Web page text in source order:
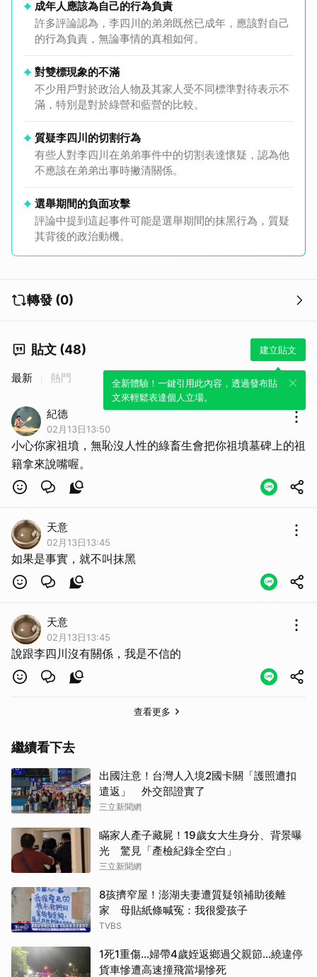
成年人應該為自己的行為負責
許多評論認為，李四川的弟弟既然已成年，應該對自己
的行為負責，無論事情的真相如何。
對雙標現象的不滿
不少用戶對於政治人物及其家人受不同標準對待表示不
滿，特別是對於綠營和藍營的比較。
質疑李四川的切割行為
有些人對李四川在弟弟事件中的切割表達懷疑，認為他
不應該在弟弟出事時撇清關係。
選舉期間的負面攻擊
評論中提到這起事件可能是選舉期間的抹黑行為，質疑
其背後的政治動機。
轉發 (0)
貼文 (48) 建立貼文
全新體驗！一鍵引用此內容，透過發布貼
文來輕鬆表達個人立場。
最新 熱門
紀德
02月13日13:50
小心你家祖墳，無恥沒人性的綠畜生會把你祖墳墓碑上的祖
籍拿來說嘴喔。
天意
02月13日13:45
如果是事實，就不叫抹黑
天意
02月13日13:45
說跟李四川沒有關係，我是不信的
查看更多
繼續看下去
出國注意！台灣人入境2國卡關「護照遭扣
遣返」 外交部證實了
三立新聞網
瞞家人產子藏屍！19歲女大生身分、背景曝
光 驚見「產檢紀錄全空白」
三立新聞網
8孩擠窄屋！澎湖夫妻遭質疑領補助後離
家 母貼紙條喊冤：我很愛孩子
TVBS
1死1重傷…婦帶4歲姪返鄉過父親節…繞違停
貨車慘遭高速撞飛當場慘死